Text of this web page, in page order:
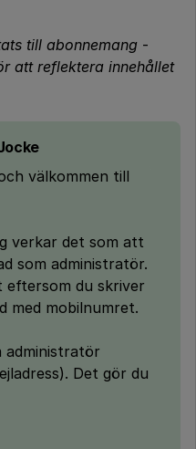
till abonnemang -
att reflektera innehållet
välkommen till
verkar det som att
som administratör.
eftersom du skriver
med mobilnumret.
administratör
Det gör du